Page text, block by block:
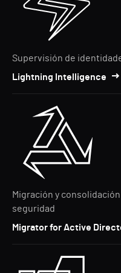
Supervisión de
Lightning Intelligence
Migración y
seguridad
Migrator for Active